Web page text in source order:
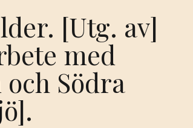
[Utg. av]
med
Södra